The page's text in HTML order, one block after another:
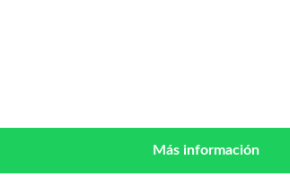
Más información